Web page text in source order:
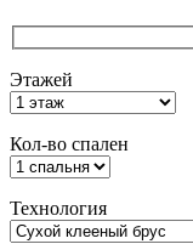
Этажей
Кол-во спален
Технология